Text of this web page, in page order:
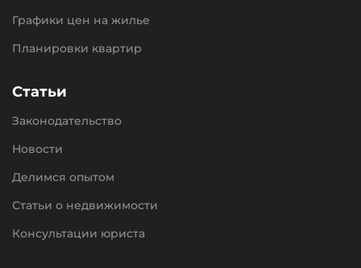
Графики цен на жилье
Планировки квартир
Статьи
Законодательство
Новости
Делимся опытом
Статьи о недвижимости
Консультации юриста